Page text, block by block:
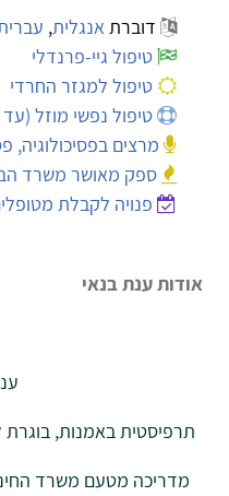
דוברתאנגלית,
טיפול גיי-פרנדלי
טיפול למגזר החרדי
טיפול נפשי מוזל (עד ₪260)
מרצים בפסיכולוגיה,
ספק מאושר משרד
פנויה לקבלת
אודות ענת בנאי
תרפיסטית באמנות, בוגרת
מדריכה מטעם משרד